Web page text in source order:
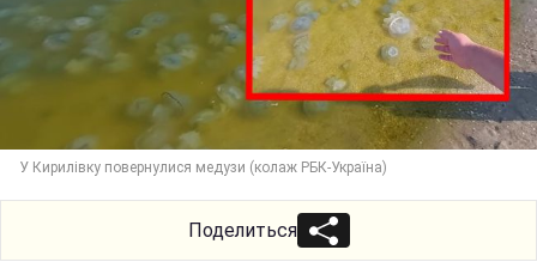
У Кирилівку повернулися медузи (колаж РБК-Україна)
Поделиться